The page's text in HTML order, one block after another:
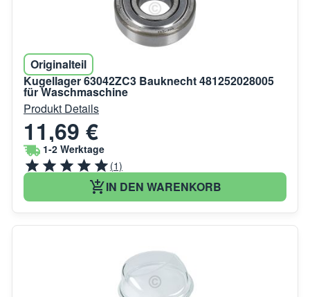
Originalteil
Kugellager 63042ZC3 Bauknecht 481252028005
für Waschmaschine
Produkt Details
11,69 €
1-2 Werktage
(1)
IN DEN WARENKORB